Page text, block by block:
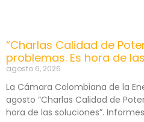
“Charlas Calidad de
problemas. Es hora de
agosto 6, 2026
La Cámara Colombiana de la
agosto “Charlas Calidad de
hora de las soluciones”.